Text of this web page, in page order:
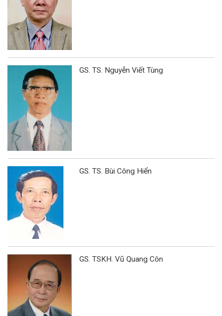
GS. TS. Nguyễn Viết Tùng
GS. TS. Bùi Công Hiển
GS. TSKH. Vũ Quang Côn